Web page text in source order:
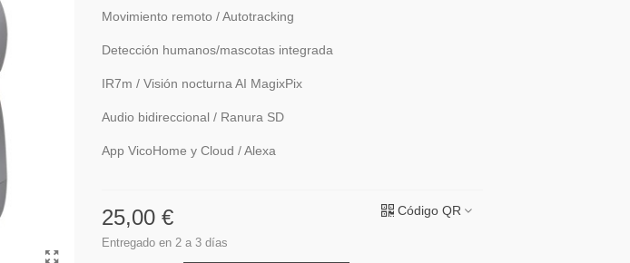
Movimiento remoto / Autotracking
Detección humanos/mascotas integrada
IR7m / Visión nocturna AI MagixPix
Audio bidireccional / Ranura SD
App VicoHome y Cloud / Alexa
25,00 €
Entregado en 2 a 3 días
Código QR